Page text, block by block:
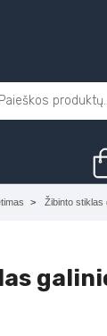
Žibinto stiklas